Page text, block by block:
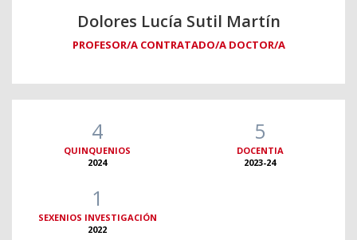
Dolores Lucía Sutil Martín
PROFESOR/A CONTRATADO/A DOCTOR/A
4
QUINQUENIOS
2024
5
DOCENTIA
2023-24
1
SEXENIOS INVESTIGACIÓN
2022